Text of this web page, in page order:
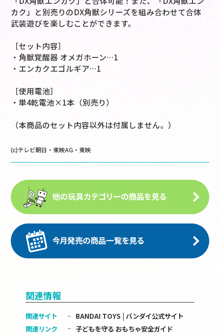
カク」と別売りのDX角獣シリーズを組み合わせて合体
武装遊びを楽しむことができます。
［セット内容］
・角獣覚醒器 オメガホーン…1
・エンカクエゴルギア…1
［使用電池］
・単4乾電池×1本（別売り）
（本商品のセット内容以外は付属しません。）
(c)テレビ朝日・東映AG・東映
関連情報
関連サイト
BANDAI TOYS | バンダイ公式サイト
関連リンク
子どもを守る おもちゃ安全ガイド